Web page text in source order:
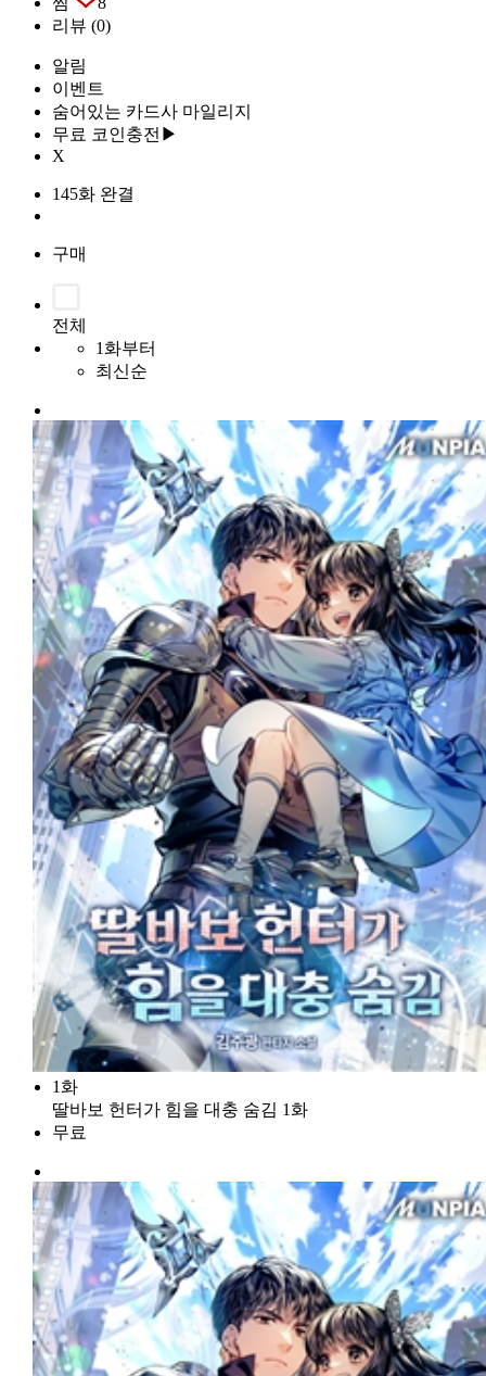
리뷰 (0)
알림
이벤트
숨어있는 카드사 마일리지
무료 코인충전▶
X
145화 완결
구매
전체
1화부터
최신순
1화
딸바보 헌터가 힘을 대충 숨김 1화
무료